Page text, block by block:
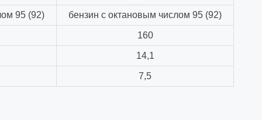
95 (92) бензин с октановым числом 95 (92)
160
14,1
7,5